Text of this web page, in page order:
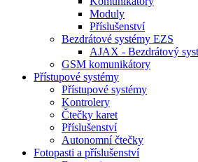
Moduly
Příslušenství
Bezdrátové systémy EZS
AJAX - Bezdrátový
GSM komunikátory
Přístupové systémy
Přístupové systémy
Kontrolery
Čtečky karet
Příslušenství
Autonomní čtečky
Fotopasti a příslušenství